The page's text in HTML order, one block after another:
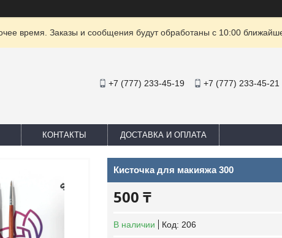
время. Заказы и сообщения будут обработаны с 10:00
+7 (777) 233-45-19 +7 (777) 233-45-21
КОНТАКТЫ ДОСТАВКА И ОПЛАТА
Кисточка для макияжа 300
500 ₸
В наличии Код: 206